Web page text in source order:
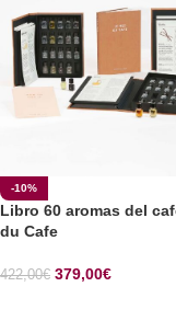
-10%
Libro 60 aromas del
du Cafe
422,00€ 379,00€